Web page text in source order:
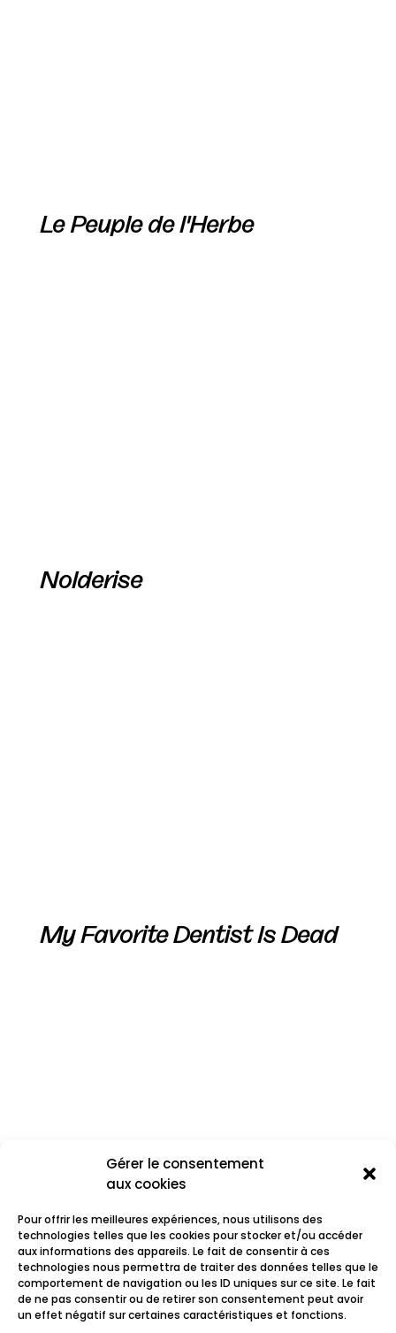
Gérer le consentement
aux cookies
Pour offrir les meilleures expériences, nous utilisons des
technologies telles que les cookies pour stocker et/ou accéder
aux informations des appareils. Le fait de consentir à ces
technologies nous permettra de traiter des données telles que le
comportement de navigation ou les ID uniques sur ce site. Le fait
de ne pas consentir ou de retirer son consentement peut avoir
un effet négatif sur certaines caractéristiques et fonctions.
Le Peuple de l'Herbe
Nolderise
My Favorite Dentist Is Dead
Lab°